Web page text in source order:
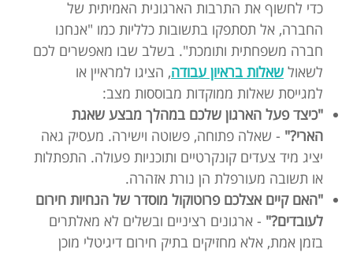
כדי לחשוף את התרבות הארגונית האמיתית של
החברה, אל תסתפקו בתשובות כלליות כמו "אנחנו
חברה משפחתית ותומכת". בשלב שבו מאפשרים לכם
לשאול שאלות בראיון עבודה, הציגו למראיין או
למגייסת שאלות ממוקדות מבוססות מצב:
"כיצד פעל הארגון שלכם במהלך מבצע שאגת
הארי?" - שאלה פתוחה, פשוטה וישירה. מעסיק גאה
יציג מיד צעדים קונקרטיים ותוכניות פעולה. התפתלות
או תשובה מעורפלת הן נורת אזהרה.
"האם קיים אצלכם פרוטוקול מוסדר של הנחיות חירום
לעובדים?" - ארגונים רציניים ובשלים לא מאלתרים
בזמן אמת, אלא מחזיקים בתיק חירום דיגיטלי מוכן